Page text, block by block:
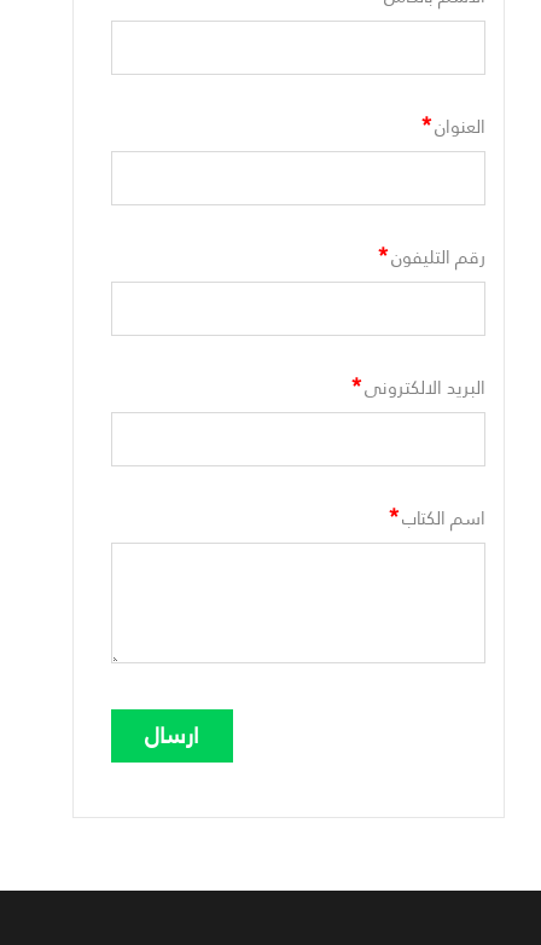
العنوان*
رقم التليفون*
البريد الالكترونى*
اسم الكتاب*